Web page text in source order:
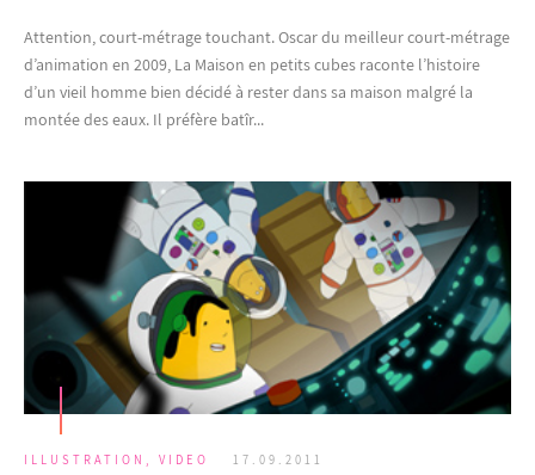
Attention, court-métrage touchant. Oscar du meilleur court-métrage
d’animation en 2009, La Maison en petits cubes raconte l’histoire
d’un vieil homme bien décidé à rester dans sa maison malgré la
montée des eaux. Il préfère batîr...
ILLUSTRATION , VIDEO 17.09.2011